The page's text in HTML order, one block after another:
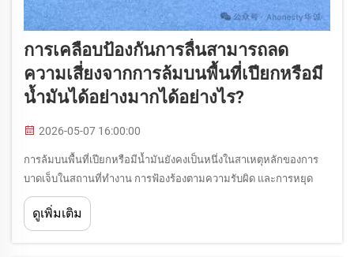
การเคลือบป้องกันการลื่นสามารถลด
ความเสี่ยงจากการล้มบนพื้นที่เปียกหรือมี
น้ำมันได้อย่างมากได้อย่างไร?
2026-05-07 16:00:00
การล้มบนพื้นที่เปียกหรือมีน้ำมันยังคงเป็นหนึ่งในสาเหตุหลักของการ
บาดเจ็บในสถานที่ทำงาน การฟ้องร้องตามความรับผิด และการหยุด
ชะงักของการดำเนินงานในโรงงานอุตสาหกรรม ครัวเชิงพาณิชย์
โรงงานผลิต และโครงสร้างพื้นฐานสาธารณะ เมื่อมีความชื้น คราบไข
ดูเพิ่มเติม